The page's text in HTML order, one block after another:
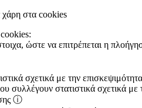
χάρη στα cookies
cookies:
ώστε να επιτρέπεται η
σχετικά με την
συλλέγουν στατιστικά σχετικά
ⓘ